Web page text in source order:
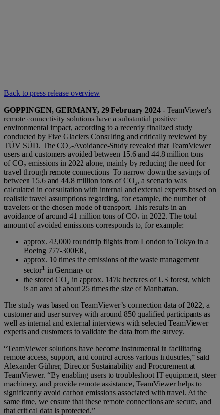
Back to press release overview
GOPPINGEN, GERMANY, 29 February 2024 - TeamViewer's
remote connectivity solutions have a substantial positive
environmental impact, according to a recently finalized study
conducted by Five Glaciers Consulting and critically reviewed by
TÜV SÜD. The CO₂-Avoidance-Study revealed that TeamViewer
users and customers avoided between 15.6 and 44.8 million tons
of CO₂ emissions in 2022 alone, mainly by reducing the need for
travel through remote connections. To narrow down the savings of
between 15.6 and 44.8 million tons of CO₂, a scenario was
calculated in consultation with internal and external experts based on
realistic travel assumptions regarding, for example, the number of
travelers or the chosen mode of transport. This results in an
avoidance of around 41 million tons of CO₂ in 2022. The total
amount of avoided emissions corresponds to, for example:
approx. 42,000 roundtrip flights from London to Tokyo in a
Boeing 777-300ER,
approx. 10 times the emissions of the waste management
sector1 in Germany or
the stored CO₂ in approx. 147k hectares of US forest, which
is an area of about 25 times the size of Manhattan.
The study was based on TeamViewer’s connection data of 2022, a
customer and user survey with around 850 qualified participants as
well as internal and external interviews with selected TeamViewer
experts and customers to validate the data from the survey.
“TeamViewer solutions have become instrumental in facilitating
remote access, support, and control across various industries,” said
Alexander Gührer, Director Sustainability and Procurement at
TeamViewer. “By enabling users to troubleshoot IT equipment, steer
machinery, and provide remote assistance, TeamViewer helps to
significantly avoid carbon emissions associated with travel. At the
same time, we ensure that these remote connections are secure, and
that critical data is protected.”